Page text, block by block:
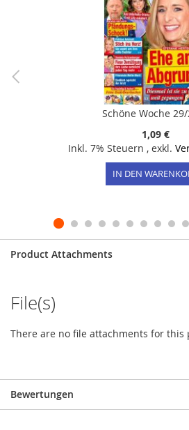
Schöne Woche
1,09 €
Inkl. 7% Steuern , exkl.
IN DEN
Product Attachments
File(s)
There are no file attachments for this
Bewertungen